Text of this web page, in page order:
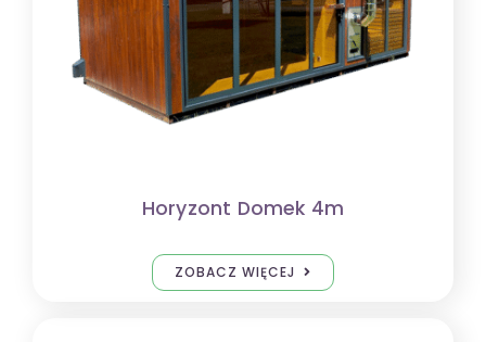
Horyzont Domek 4m
ZOBACZ WIĘCEJ